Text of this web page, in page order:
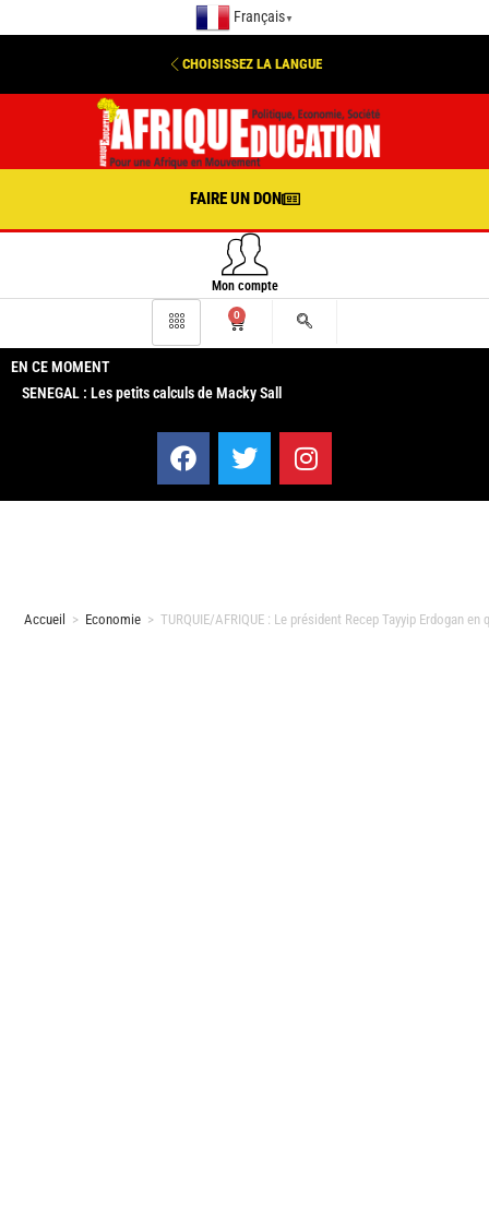
Français ▼
CHOISISSEZ LA LANGUE
FAIRE UN DON
Mon compte
0
EN CE MOMENT
SENEGAL : Les petits calculs de Macky Sall
Accueil > Economie > TURQUIE/AFRIQUE : Le président Recep Tayyip Erdogan